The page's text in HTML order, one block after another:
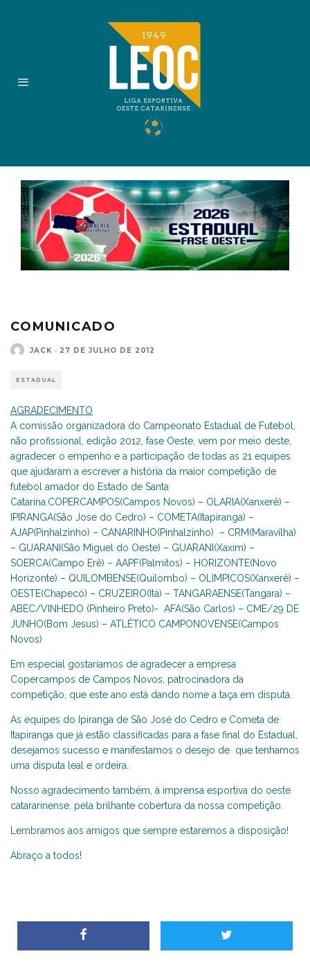
COMUNICADO
JACK · 27 DE JULHO DE 2012
ESTADUAL
AGRADECIMENTO
A comissão organizadora do Campeonato Estadual de Futebol,
não profissional, edição 2012, fase Oeste, vem por meio deste,
agradecer o empenho e a participação de todas as 21 equipes
que ajudaram a escrever a história da maior competição de
futebol amador do Estado de Santa
Catarina.COPERCAMPOS(Campos Novos) – OLARIA(Xanxerê) –
IPIRANGA(São Jose do Cedro) – COMETA(Itapiranga) –
AJAP(Pinhalzinho) – CANARINHO(Pinhalzinho) – CRM(Maravilha)
– GUARANI(São Miguel do Oeste) – GUARANI(Xaxim) –
SOERCA(Campo Erê) – AAPF(Palmitos) – HORIZONTE(Novo
Horizonte) – QUILOMBENSE(Quilombo) – OLIMPICOS(Xanxerê) –
OESTE(Chapecó) – CRUZEIRO(Itá) – TANGARAENSE(Tangara) –
ABEC/VINHEDO (Pinheiro Preto)- AFA(São Carlos) – CME/29 DE
JUNHO(Bom Jesus) – ATLÉTICO CAMPONOVENSE(Campos
Novos)
Em especial gostaríamos de agradecer a empresa
Copercampos de Campos Novos, patrocinadora da
competição, que este ano está dando nome a taça em disputa.
As equipes do Ipiranga de São José do Cedro e Cometa de
Itapiranga que já estão classificadas para a fase final do Estadual,
desejamos sucesso e manifestamos o desejo de que tenhamos
uma disputa leal e ordeira.
Nosso agradecimento também, à imprensa esportiva do oeste
catararinense, pela brilhante cobertura da nossa competição.
Lembramos aos amigos que sempre estaremos a disposição!
Abraço a todos!